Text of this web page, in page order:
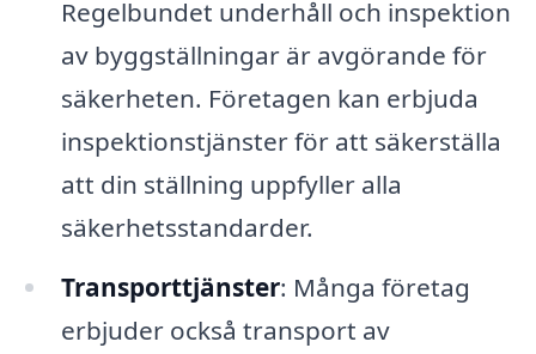
Regelbundet underhåll och inspektion
av byggställningar är avgörande för
säkerheten. Företagen kan erbjuda
inspektionstjänster för att säkerställa
att din ställning uppfyller alla
säkerhetsstandarder.
Transporttjänster: Många företag
erbjuder också transport av